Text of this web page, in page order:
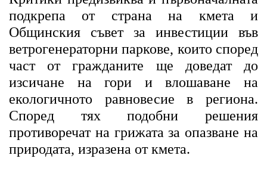
подкрепа от страна на кмета и
Общинския съвет за инвестиции във
ветрогенераторни паркове, които според
част от гражданите ще доведат до
изсичане на гори и влошаване на
екологичното равновесие в региона.
Според тях подобни решения
противоречат на грижата за опазване на
природата, изразена от кмета.